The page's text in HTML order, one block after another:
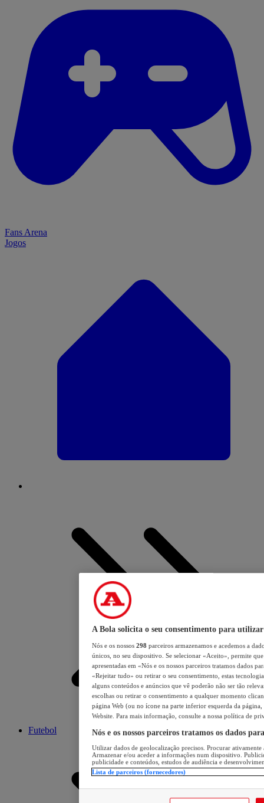
Fans Arena
Jogos
Futebol
A Bola solicita o seu consentimento para utilizar
Nós e os nossos 298 parceiros armazenamos e acedemos a
únicos, no seu dispositivo. Se selecionar «Aceito», permite
apresentadas em «Nós e os nossos parceiros tratamos dados
«Rejeitar tudo» ou retirar o seu consentimento, estas
alguns conteúdos e anúncios que vê poderão não ser tão
escolhas ou retirar o consentimento a qualquer momento
página Web (ou no ícone na parte inferior esquerda da página,
Website. Para mais informação, consulte a nossa política de
Nós e os nossos parceiros tratamos os dados
Utilizar dados de geolocalização precisos. Procurar
Armazenar e/ou aceder a informações num dispositivo.
publicidade e conteúdos, estudos de audiência e
Lista de parceiros (fornecedores)